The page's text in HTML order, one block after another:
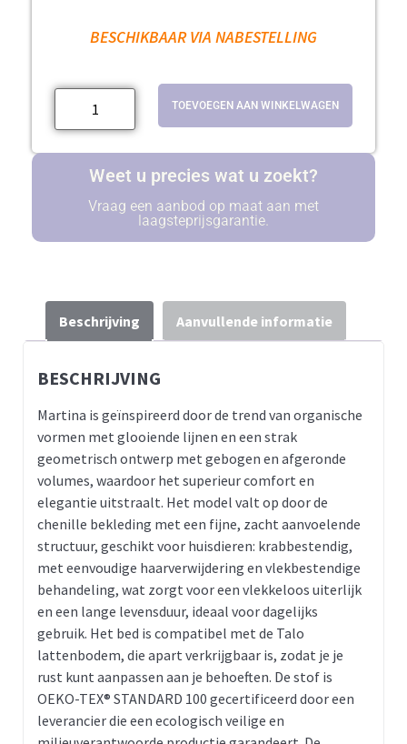
BESCHIKBAAR VIA NABESTELLING
TOEVOEGEN AAN WINKELWAGEN
Weet u precies wat u zoekt?
Vraag een aanbod op maat aan met
laagsteprijsgarantie.
Beschrijving Aanvullende informatie
BESCHRIJVING
Martina is geïnspireerd door de trend van organische
vormen met glooiende lijnen en een strak
geometrisch ontwerp met gebogen en afgeronde
volumes, waardoor het superieur comfort en
elegantie uitstraalt. Het model valt op door de
chenille bekleding met een fijne, zacht aanvoelende
structuur, geschikt voor huisdieren: krabbestendig,
met eenvoudige haarverwijdering en vlekbestendige
behandeling, wat zorgt voor een vlekkeloos uiterlijk
en een lange levensduur, ideaal voor dagelijks
gebruik. Het bed is compatibel met de Talo
lattenbodem, die apart verkrijgbaar is, zodat je je
rust kunt aanpassen aan je behoeften. De stof is
OEKO-TEX® STANDARD 100 gecertificeerd door een
leverancier die een ecologisch veilige en